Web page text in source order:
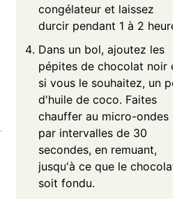
congélateur et laissez
durcir pendant 1 à 2
Dans un bol, ajoutez les
pépites de chocolat noir et,
si vous le souhaitez, un peu
d'huile de coco. Faites
chauffer au micro-ondes
par intervalles de 30
secondes, en remuant,
jusqu'à ce que le chocolat
soit fondu.